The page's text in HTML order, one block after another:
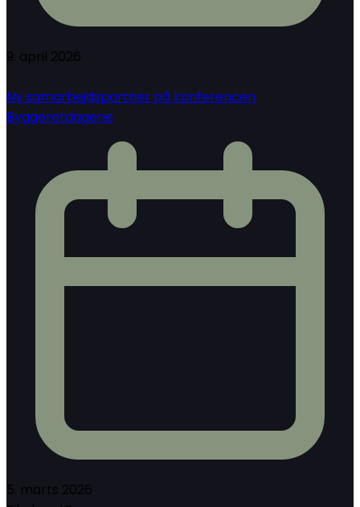
9. april 2026
Ny samarbejdspartner på konferencen
Byggeretdagene
5. marts 2026